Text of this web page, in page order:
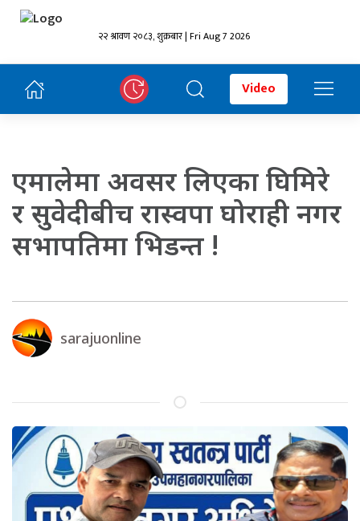
२२ श्रावण २०८३, शुक्रबार | Fri Aug 7 2026
Video
एमालेमा अवसर लिएका घिमिरे
र सुवेदीबीच रास्वपा घोराही नगर
सभापतिमा भिडन्त !
sarajuonline